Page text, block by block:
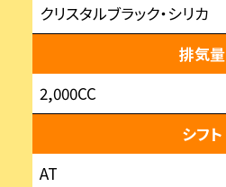
クリスタルブラック・シリカ
排気量
2,000CC
シフト
AT